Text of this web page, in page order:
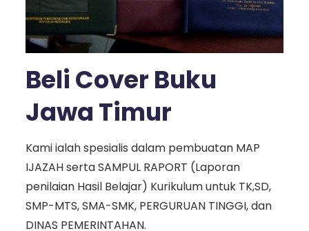
Beli Cover Buku
Jawa Timur
Kami ialah spesialis dalam pembuatan MAP
IJAZAH serta SAMPUL RAPORT (Laporan
penilaian Hasil Belajar) Kurikulum untuk TK,SD,
SMP-MTS, SMA-SMK, PERGURUAN TINGGI, dan
DINAS PEMERINTAHAN.